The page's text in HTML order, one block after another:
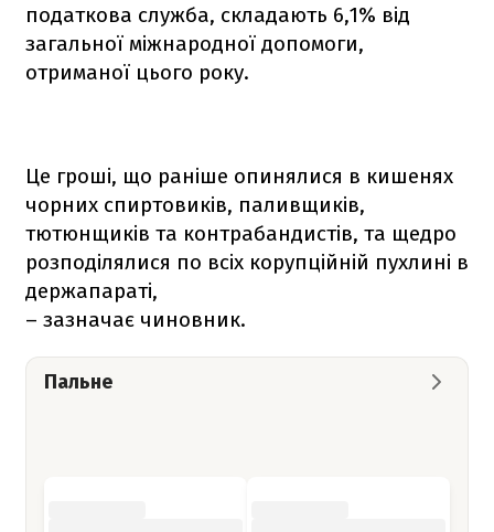
податкова служба, складають 6,1% від
загальної міжнародної допомоги,
отриманої цього року.
Це гроші, що раніше опинялися в кишенях
чорних спиртовиків, паливщиків,
тютюнщиків та контрабандистів, та щедро
розподілялися по всіх корупційній пухлині в
держапараті,
– зазначає чиновник.
Пальне